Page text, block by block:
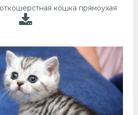
кошка прямоухая